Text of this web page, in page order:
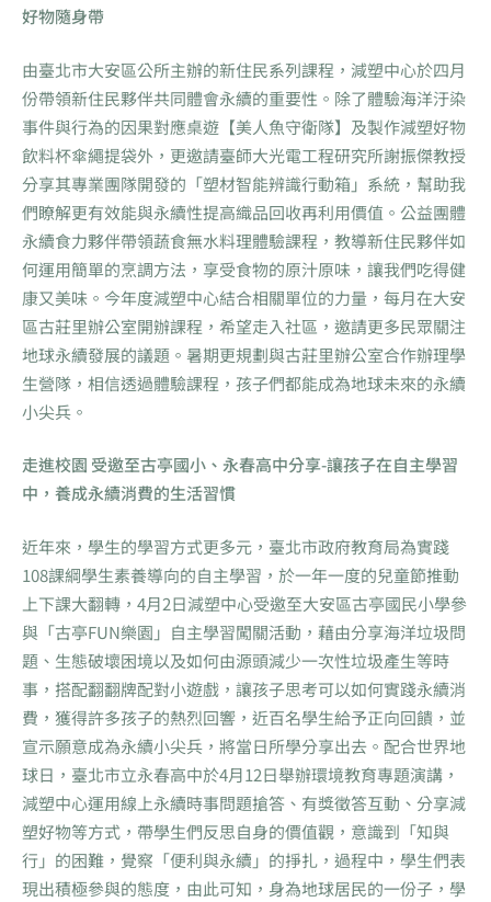
好物隨身帶
由臺北市大安區公所主辦的新住民系列課程，減塑中心於四月
份帶領新住民夥伴共同體會永續的重要性。除了體驗海洋汙染
事件與行為的因果對應桌遊【美人魚守衛隊】及製作減塑好物
飲料杯傘繩提袋外，更邀請臺師大光電工程研究所謝振傑教授
分享其專業團隊開發的「塑材智能辨識行動箱」系統，幫助我
們瞭解更有效能與永續性提高織品回收再利用價值。公益團體
永續食力夥伴帶領蔬食無水料理體驗課程，教導新住民夥伴如
何運用簡單的烹調方法，享受食物的原汁原味，讓我們吃得健
康又美味。今年度減塑中心結合相關單位的力量，每月在大安
區古莊里辦公室開辦課程，希望走入社區，邀請更多民眾關注
地球永續發展的議題。暑期更規劃與古莊里辦公室合作辦理學
生營隊，相信透過體驗課程，孩子們都能成為地球未來的永續
小尖兵。
走進校園 受邀至古亭國小、永春高中分享-讓孩子在自主學習
中，養成永續消費的生活習慣
近年來，學生的學習方式更多元，臺北市政府教育局為實踐
108課綱學生素養導向的自主學習，於一年一度的兒童節推動
上下課大翻轉，4月2日減塑中心受邀至大安區古亭國民小學參
與「古亭FUN樂園」自主學習闖關活動，藉由分享海洋垃圾問
題、生態破壞困境以及如何由源頭減少一次性垃圾產生等時
事，搭配翻翻牌配對小遊戲，讓孩子思考可以如何實踐永續消
費，獲得許多孩子的熱烈回響，近百名學生給予正向回饋，並
宣示願意成為永續小尖兵，將當日所學分享出去。配合世界地
球日，臺北市立永春高中於4月12日舉辦環境教育專題演講，
減塑中心運用線上永續時事問題搶答、有獎徵答互動、分享減
塑好物等方式，帶學生們反思自身的價值觀，意識到「知與
行」的困難，覺察「便利與永續」的掙扎，過程中，學生們表
現出積極參與的態度，由此可知，身為地球居民的一份子，學